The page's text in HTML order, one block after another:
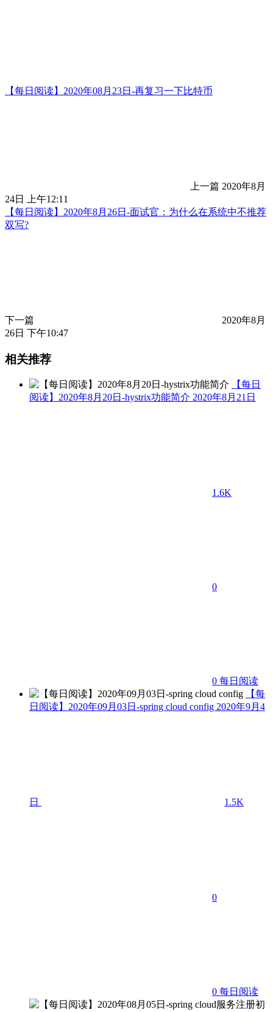
【每日阅读】2020年08月23日-再复习一下比特币
上一篇 2020年8月
24日 上午12:11
【每日阅读】2020年8月26日-面试官：为什么在系统中不推荐
双写?
下一篇
2020年8月
26日 下午10:47
相关推荐
【每日
阅读】2020年8月20日-hystrix功能简介 2020年8月21日
1.6K
0
0 每日阅读
【每
日阅读】2020年09月03日-spring cloud config 2020年9月4
日 1.5K
0
0 每日阅读